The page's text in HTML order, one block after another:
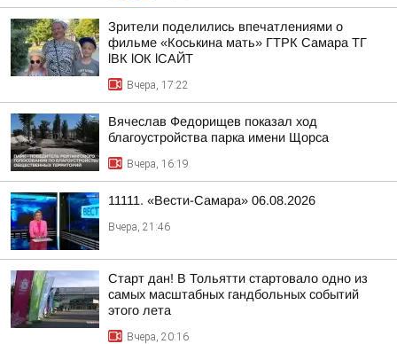
Зрители поделились впечатлениями о
фильме «Коськина мать» ГТРК Самара ТГ
lВК lОК lСАЙТ
Вчера, 17:22
Вячеслав Федорищев показал ход
благоустройства парка имени Щорса
Вчера, 16:19
11111. «Вести-Самара» 06.08.2026
Вчера, 21:46
Старт дан! В Тольятти стартовало одно из
самых масштабных гандбольных событий
этого лета
Вчера, 20:16